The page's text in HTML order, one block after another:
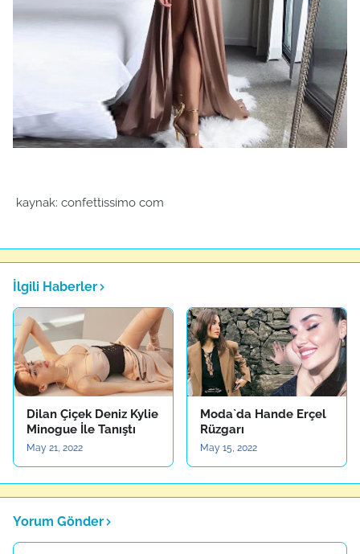
kaynak: confettissimo com
İlgili Haberler
Dilan Çiçek Deniz Kylie
Minogue İle Tanıştı
May 21, 2022
Moda`da Hande Erçel
Rüzgarı
May 15, 2022
Yorum Gönder